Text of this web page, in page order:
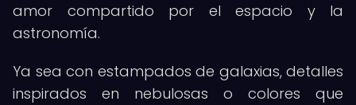
amor compartido por el espacio y la
astronomía.
Ya sea con estampados de galaxias, detalles
inspirados en nebulosas o colores que